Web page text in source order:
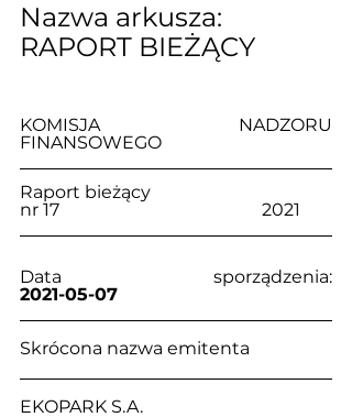
Nazwa arkusza:
RAPORT BIEŻĄCY
KOMISJA NADZORU
FINANSOWEGO
Raport bieżący
nr 17                                              2021
2021-05-07
Skrócona nazwa emitenta
EKOPARK S.A.